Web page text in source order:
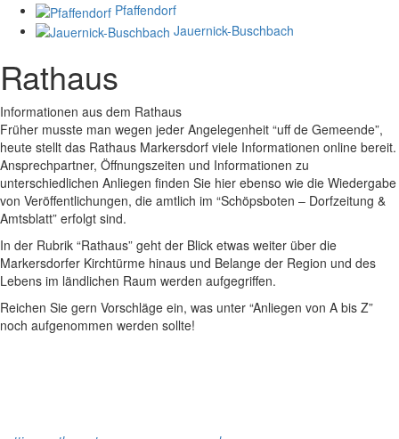
Pfaffendorf
Jauernick-Buschbach
Rathaus
Informationen aus dem Rathaus
Früher musste man wegen jeder Angelegenheit “uff de Gemeende”,
heute stellt das Rathaus Markersdorf viele Informationen online bereit.
Ansprechpartner, Öffnungszeiten und Informationen zu
unterschiedlichen Anliegen finden Sie hier ebenso wie die Wiedergabe
von Veröffentlichungen, die amtlich im “Schöpsboten – Dorfzeitung &
Amtsblatt” erfolgt sind.
In der Rubrik “Rathaus” geht der Blick etwas weiter über die
Markersdorfer Kirchtürme hinaus und Belange der Region und des
Lebens im ländlichen Raum werden aufgegriffen.
Reichen Sie gern Vorschläge ein, was unter “Anliegen von A bis Z”
noch aufgenommen werden sollte!